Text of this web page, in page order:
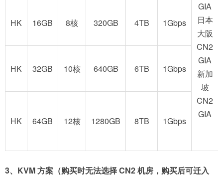
GIA
日本
大阪
CN2
GIA
新加
坡
CN2
GIA
HK 16GB 8核 320GB 4TB 1Gbps
HK 32GB 10核 640GB 6TB 1Gbps
HK 64GB 12核 1280GB 8TB 1Gbps
3、KVM 方案（购买时无法选择 CN2 机房，购买后可迁入